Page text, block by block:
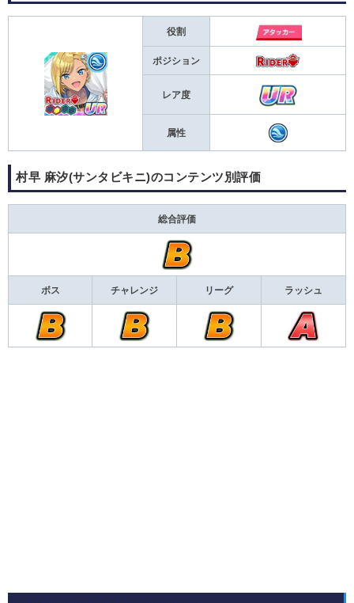
役割
ポジション
レア度
属性
村早 麻汐(サンタビキニ)のコンテンツ別評価
総合評価
ボス チャレンジ リーグ ラッシュ